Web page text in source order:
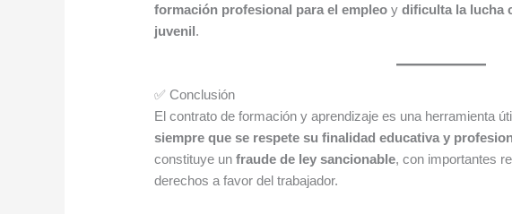
formación profesional para el empleo ydificulta la lucha
juvenil.
✅ Conclusión
El contrato de formación y aprendizaje es una herramienta
siempre que se respete su finalidad educativa y
constituye unfraude de ley sancionable, con importantes
derechos a favor del trabajador.